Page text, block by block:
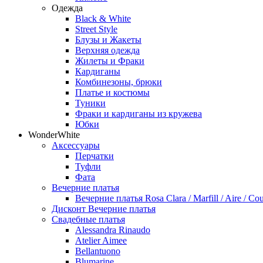
Одежда
Black & White
Street Style
Блузы и Жакеты
Верхняя одежда
Жилеты и Фраки
Кардиганы
Комбинезоны, брюки
Платье и костюмы
Туники
Фраки и кардиганы из кружева
Юбки
WonderWhite
Аксессуары
Перчатки
Туфли
Фата
Вечерние платья
Вечерние платья Rosa Clara / Marfill / Aire /
Дисконт Вечерние платья
Свадебные платья
Alessandra Rinaudo
Atelier Aimee
Bellantuono